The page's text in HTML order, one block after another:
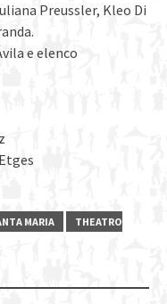
Preussler, Kleo Di
e elenco
MARIA
THEATRO